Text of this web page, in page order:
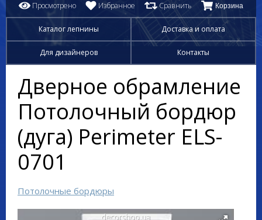
Просмотрено Избранное Сравнить Корзина
Каталог лепнины Доставка и оплата
Для дизайнеров Контакты
Дверное обрамление
Потолочный бордюр
(дуга) Perimeter ELS-
0701
Потолочные бордюры